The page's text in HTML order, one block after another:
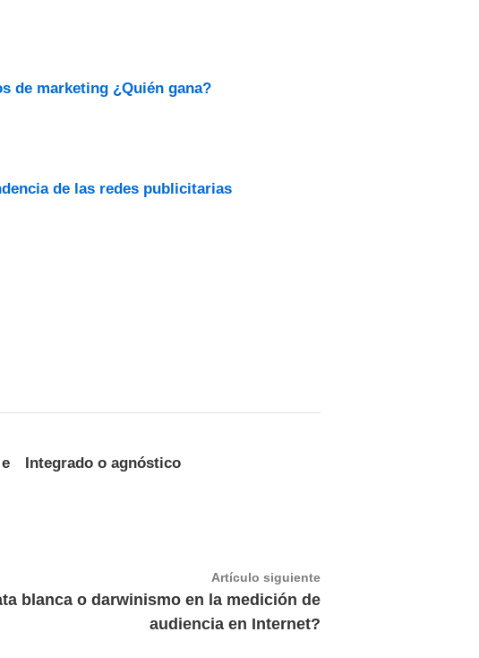
de marketing ¿Quién gana?
de las redes publicitarias
Integrado o agnóstico
Artículo siguienteArtículo
siguiente:
blanca o darwinismo en la medición de
audiencia en Internet?